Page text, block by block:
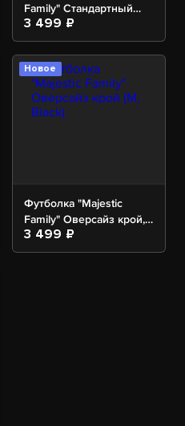
Family" Стандартный
крой, Black
3 499 ₽
Новое
Футболка "Majestic
Family" Оверсайз крой,
Black
3 499 ₽